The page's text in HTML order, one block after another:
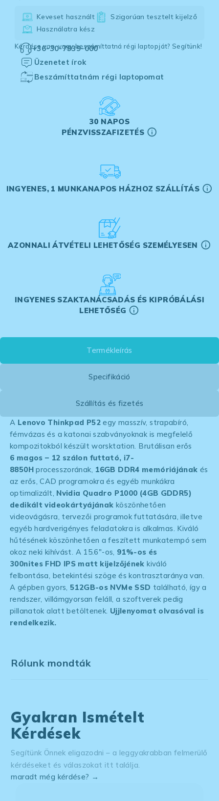
Keveset használt
Szigorúan tesztelt kijelző
Használatra kész
Kérdése van, vagy beszámíttatná régi laptopját? Segítünk!
+36-30-7939-000
Üzenetet írok
Beszámíttatnám régi laptopomat
30 NAPOS
PÉNZVISSZAFIZETÉS
INGYENES, 1 MUNKANAPOS HÁZHOZ SZÁLLÍTÁS
AZONNALI ÁTVÉTELI LEHETŐSÉG SZEMÉLYESEN
INGYENES SZAKTANÁCSADÁS ÉS KIPRÓBÁLÁSI
LEHETŐSÉG
Termékleírás
Specifikáció
Szállítás és fizetés
A Lenovo Thinkpad P52egy masszív, strapabíró,
fémvázas és a katonai szabványoknak is megfelelő
kompozitokból készült worsktation. Brutálisan erős
6 magos – 12 szálon futtató, i7-
8850Hprocesszorának, 16GB DDR4 memóriájának és
az erős, CAD programokra és egyéb munkákra
optimalizált, Nvidia Quadro P1000 (4GB GDDR5)
dedikált videokártyájának köszönhetően
videovágásra, tervezői programok futtatására, illetve
egyéb hardverigényes feladatokra is alkalmas. Kiváló
hűtésének köszönhetően a feszített munkatempó sem
okoz neki kihívást. A 15.6″-os, 91%-os és
300nites FHD IPS matt kijelzőjének kiváló
felbontása, betekintési szöge és kontrasztaránya van.
A gépben gyors, 512GB-os NVMe SSD található, így a
rendszer, villámgyorsan feláll, a szoftverek pedig
pillanatok alatt betöltenek. Ujjlenyomat olvasóval is
rendelkezik.
Rólunk mondták
Gyakran Ismételt
Kérdések
Segítünk Önnek eligazodni – a leggyakrabban felmerülő
kérdéseket és válaszokat itt találja.
maradt még kérdése? →